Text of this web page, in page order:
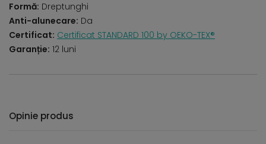
Formă: Dreptunghi
Anti-alunecare: Da
Certificat: Certificat STANDARD 100 by OEKO-TEX®
Garanție: 12 luni
Opinie produs